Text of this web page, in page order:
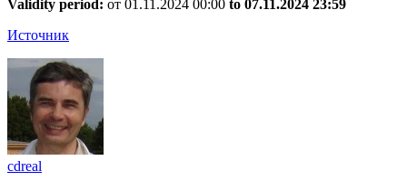
Validity period: от 01.11.2024 00:00 to 07.11.2024 23:59
Источник
cdreal